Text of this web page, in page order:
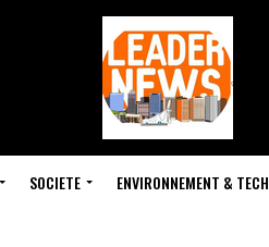
SOCIETE ENVIRONNEMENT & TECH